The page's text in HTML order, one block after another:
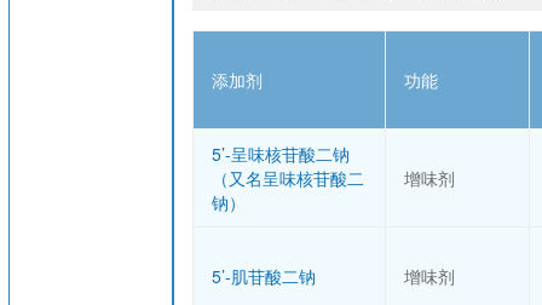
添加剂 功能
5’-呈味核苷酸二钠
（又名呈味核苷酸二
钠）
增味剂
5’-肌苷酸二钠 增味剂